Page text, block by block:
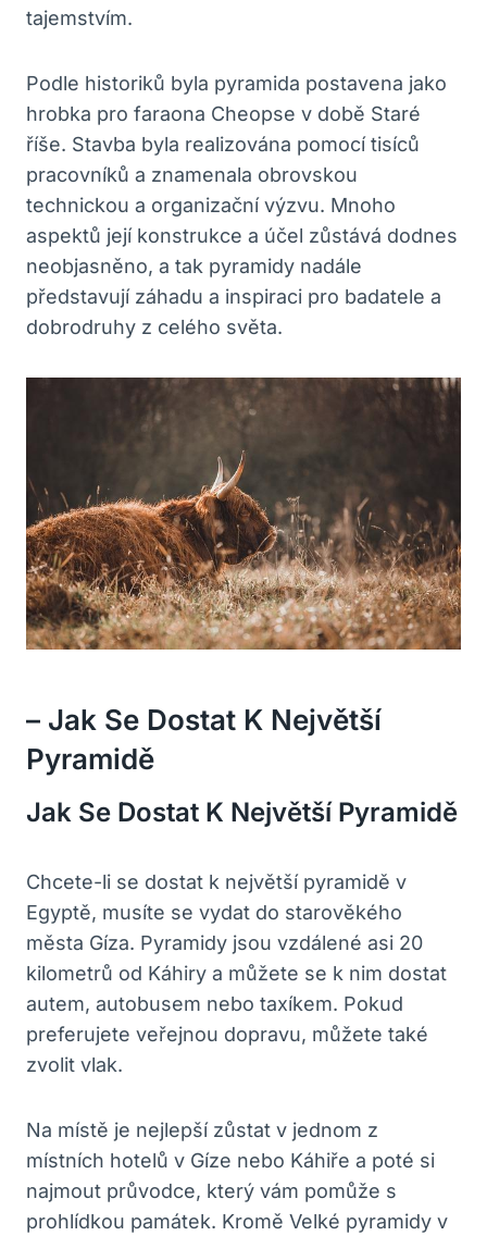
tajemstvím.
Podle historiků byla pyramida postavena jako
hrobka pro faraona Cheopse v době Staré
říše. Stavba byla realizována pomocí tisíců
pracovníků a znamenala obrovskou
technickou a organizační výzvu. Mnoho
aspektů její konstrukce a účel zůstává dodnes
neobjasněno, a tak pyramidy nadále
představují záhadu a inspiraci pro badatele a
dobrodruhy z celého světa.
– Jak Se Dostat K Největší
Pyramidě
Jak Se Dostat K Největší Pyramidě
Chcete-li se dostat k největší pyramidě v
Egyptě, musíte se vydat do starověkého
města Gíza. Pyramidy jsou vzdálené asi 20
kilometrů od Káhiry a můžete se k nim dostat
autem, autobusem nebo taxíkem. Pokud
preferujete veřejnou dopravu, můžete také
zvolit vlak.
Na místě je nejlepší zůstat v jednom z
místních hotelů v Gíze nebo Káhiře a poté si
najmout průvodce, který vám pomůže s
prohlídkou památek. Kromě Velké pyramidy v